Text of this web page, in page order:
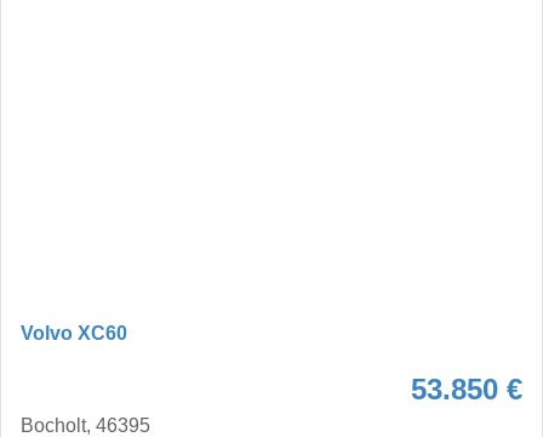
Volvo XC60
53.850 €
Bocholt, 46395